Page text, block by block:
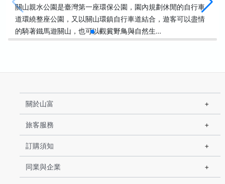
關山親水公園是臺灣第一座環保公園，園內規劃休閒的自行車
道環繞整座公園，又以關山環鎮自行車道結合，遊客可以盡情
的騎著鐵馬遊關山，也可以觀賞野鳥與自然生…
關於山富
旅客服務
訂購須知
同業與企業